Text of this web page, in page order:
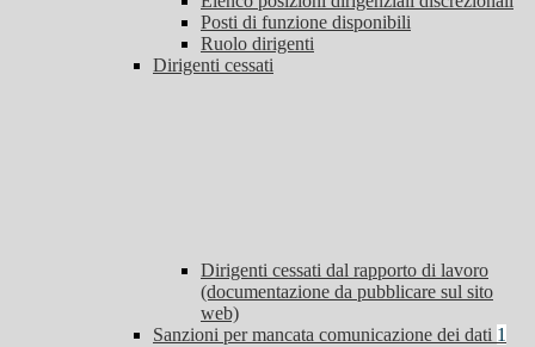
Posti di funzione disponibili
Ruolo dirigenti
Dirigenti cessati
Dirigenti cessati dal rapporto di lavoro
(documentazione da pubblicare sul sito
web)
Sanzioni per mancata comunicazione dei dati 1